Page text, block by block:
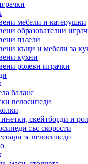
мебели и катерушки
образователни
пъзели
къщи и мебели за
кухни
ролеви играчки
баланс
велосипеди
скейтборди и
със скорости
за велосипеди